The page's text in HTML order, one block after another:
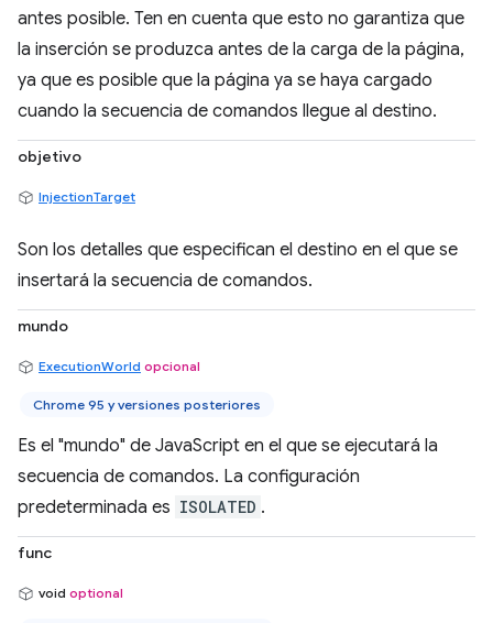
antes posible. Ten en cuenta que esto no garantiza que
la inserción se produzca antes de la carga de la página,
ya que es posible que la página ya se haya cargado
cuando la secuencia de comandos llegue al destino.
objetivo
InjectionTarget
Son los detalles que especifican el destino en el que se
insertará la secuencia de comandos.
mundo
ExecutionWorld opcional
Chrome 95 y versiones posteriores
Es el "mundo" de JavaScript en el que se ejecutará la
secuencia de comandos. La configuración
predeterminada es ISOLATED .
func
void optional